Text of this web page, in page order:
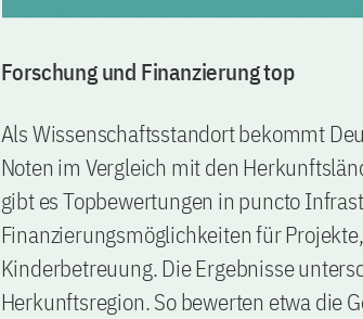
Forschung und Finanzierung top
Als Wissenschaftsstandort bekommt
Noten im Vergleich mit den
gibt es Topbewertungen in puncto
Finanzierungsmöglichkeiten für
Kinderbetreuung. Die Ergebnisse
Herkunftsregion. So bewerten etwa die